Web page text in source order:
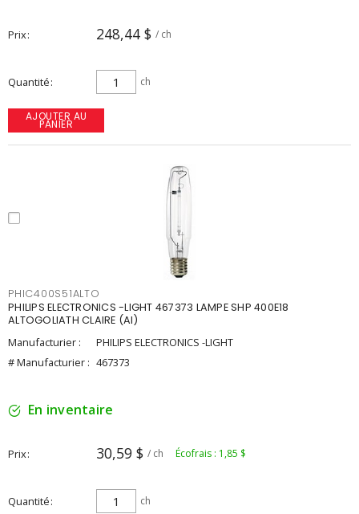
Prix 248,44 $ / ch
Quantité ch
AJOUTER AU
PANIER
PHIC400S51ALTO
PHILIPS ELECTRONICS -LIGHT 467373 LAMPE SHP 400E18
ALTOGOLIATH CLAIRE (AI)
Manufacturier :
PHILIPS ELECTRONICS -LIGHT
# Manufacturier : 467373
En inventaire
Prix 30,59 $ / ch Écofrais : 1,85 $
Quantité ch